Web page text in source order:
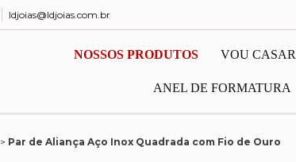
ldjoias@ldjoias.com.br
NOSSOS PRODUTOS VOU CASAR
ANEL DE FORMATURA
> Par de Aliança Aço Inox Quadrada com Fio de Ouro